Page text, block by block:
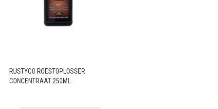
RUSTYCO ROESTOPLOSSER
CONCENTRAAT 250ML